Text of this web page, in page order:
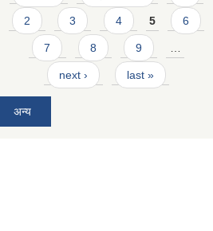
2 3 4 5 6
7 8 9
next › last »
अन्य